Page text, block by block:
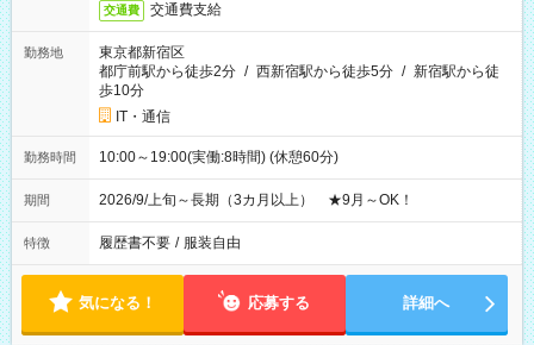
交通費 交通費支給
勤務地
東京都新宿区
都庁前駅から徒歩2分 / 西新宿駅から徒歩5分 / 新宿駅から徒
歩10分
IT・通信
勤務時間 10:00～19:00(実働:8時間) (休憩60分)
期間 2026/9/上旬～長期（3カ月以上） ★9月～OK！
特徴 履歴書不要 / 服装自由
気になる！ 応募する 詳細へ